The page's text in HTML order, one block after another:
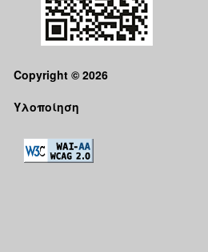
Copyright © 2026
Υλοποίηση